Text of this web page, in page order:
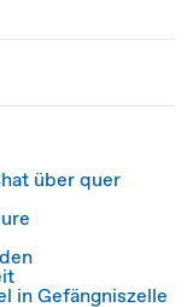
über quer
in Gefängniszelle